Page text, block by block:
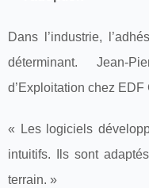
Dans l’industrie,
déterminant. Jean-
d’Exploitation chez EDF
« Les logiciels
intuitifs. Ils sont
terrain. »